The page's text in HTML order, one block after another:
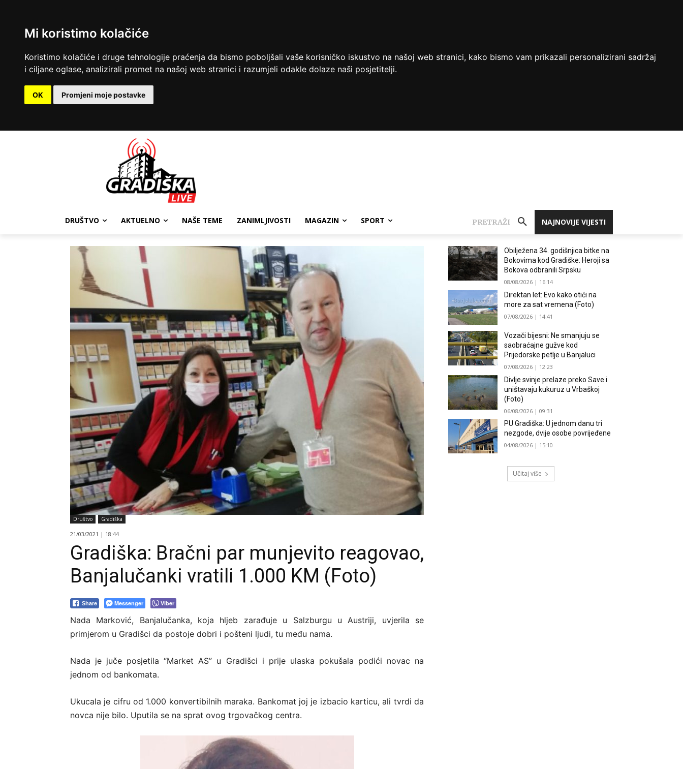
Mi koristimo kolačiće
Koristimo kolačiće i druge tehnologije praćenja da bismo poboljšali vaše korisničko iskustvo na našoj web stranici, kako bismo vam prikazali personalizirani sadržaj
i ciljane oglase, analizirali promet na našoj web stranici i razumjeli odakle dolaze naši posjetitelji.
OK Promjeni moje postavke
DRUŠTVO AKTUELNO NAŠE TEME ZANIMLJIVOSTI MAGAZIN SPORT NAJNOVIJE VIJESTI
PRETRAŽI
Društvo Gradiška
21/03/2021 | 18:44
Gradiška: Bračni par munjevito reagovao,
Banjalučanki vratili 1.000 KM (Foto)
Share Messenger Viber
Nada Marković, Banjalučanka, koja hljeb zarađuje u Salzburgu u Austriji, uvjerila se
primjerom u Gradišci da postoje dobri i pošteni ljudi, tu među nama.
Nada je juče posjetila “Market AS” u Gradišci i prije ulaska pokušala podići novac na
jednom od bankomata.
Ukucala je cifru od 1.000 konvertibilnih maraka. Bankomat joj je izbacio karticu, ali tvrdi da
novca nije bilo. Uputila se na sprat ovog trgovačkog centra.
Obilježena 34. godišnjica bitke na
Bokovima kod Gradiške: Heroji sa
Bokova odbranili Srpsku
08/08/2026 | 16:14
Direktan let: Evo kako otići na
more za sat vremena (Foto)
07/08/2026 | 14:41
Vozači bijesni: Ne smanjuju se
saobraćajne gužve kod
Prijedorske petlje u Banjaluci
07/08/2026 | 12:23
Divlje svinje prelaze preko Save i
uništavaju kukuruz u Vrbaškoj
(Foto)
06/08/2026 | 09:31
PU Gradiška: U jednom danu tri
nezgode, dvije osobe povrijeđene
04/08/2026 | 15:10
Učitaj više